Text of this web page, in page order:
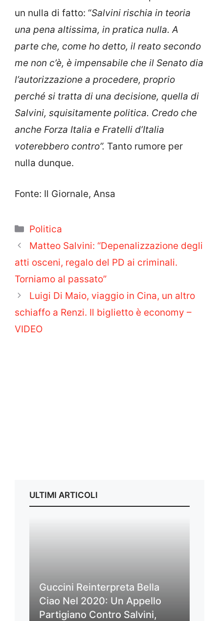
un nulla di fatto: “Salvini rischia in teoria
una pena altissima, in pratica nulla. A
parte che, come ho detto, il reato secondo
me non c’è, è impensabile che il Senato dia
l’autorizzazione a procedere, proprio
perché si tratta di una decisione, quella di
Salvini, squisitamente politica. Credo che
anche Forza Italia e Fratelli d’Italia
voterebbero contro”. Tanto rumore per
nulla dunque.
Fonte: Il Giornale, Ansa
Categorie
Politica
Matteo Salvini: “Depenalizzazione degli
atti osceni, regalo del PD ai criminali.
Torniamo al passato”
Luigi Di Maio, viaggio in Cina, un altro
schiaffo a Renzi. Il biglietto è economy –
VIDEO
ULTIMI ARTICOLI
Guccini Reinterpreta Bella
Ciao Nel 2020: Un Appello
Partigiano Contro Salvini,